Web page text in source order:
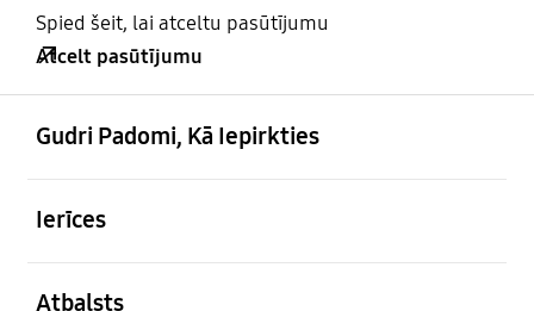
Spied šeit, lai atceltu pasūtījumu
Atcelt pasūtījumu
Gudri Padomi, Kā Iepirkties
Ierīces
Atbalsts